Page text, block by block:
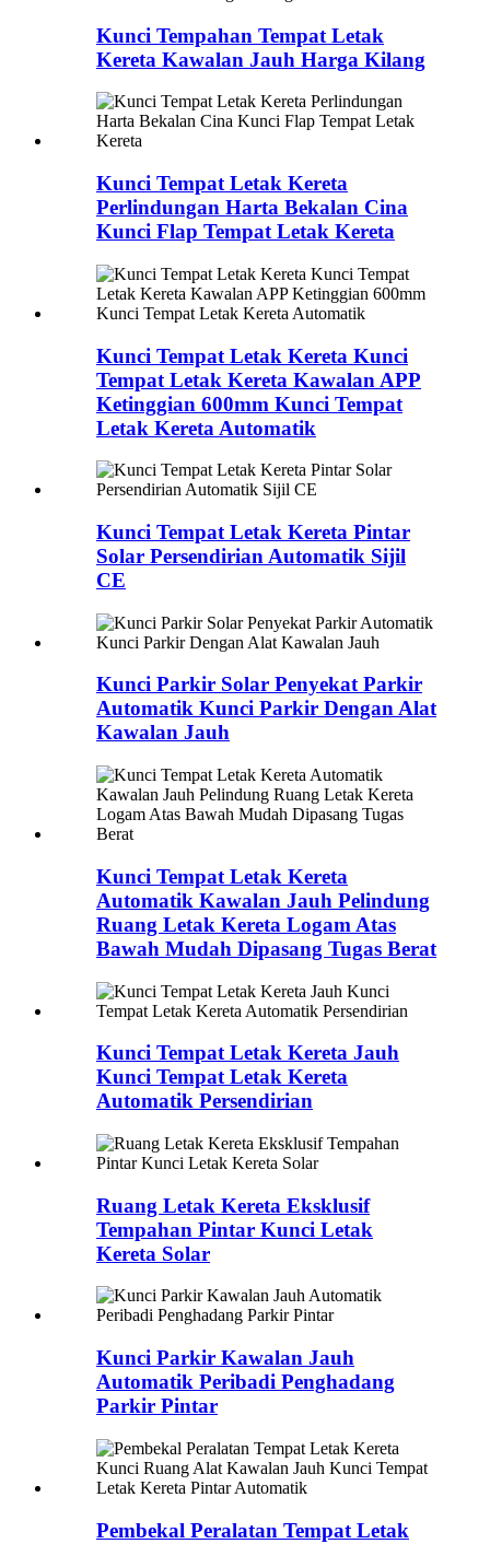
Kunci Tempahan Tempat Letak
Kereta Kawalan Jauh Harga Kilang
Kunci Tempat Letak Kereta
Perlindungan Harta Bekalan Cina
Kunci Flap Tempat Letak Kereta
Kunci Tempat Letak Kereta Kunci
Tempat Letak Kereta Kawalan APP
Ketinggian 600mm Kunci Tempat
Letak Kereta Automatik
Kunci Tempat Letak Kereta Pintar
Solar Persendirian Automatik Sijil
CE
Kunci Parkir Solar Penyekat Parkir
Automatik Kunci Parkir Dengan Alat
Kawalan Jauh
Kunci Tempat Letak Kereta
Automatik Kawalan Jauh Pelindung
Ruang Letak Kereta Logam Atas
Bawah Mudah Dipasang Tugas Berat
Kunci Tempat Letak Kereta Jauh
Kunci Tempat Letak Kereta
Automatik Persendirian
Ruang Letak Kereta Eksklusif
Tempahan Pintar Kunci Letak
Kereta Solar
Kunci Parkir Kawalan Jauh
Automatik Peribadi Penghadang
Parkir Pintar
Pembekal Peralatan Tempat Letak